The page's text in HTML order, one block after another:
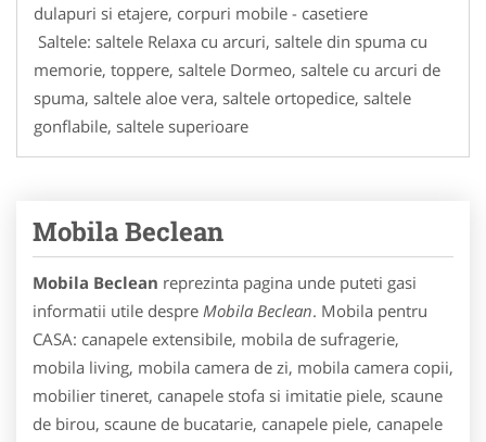
dulapuri si etajere, corpuri mobile - casetiere
Saltele: saltele Relaxa cu arcuri, saltele din spuma cu
memorie, toppere, saltele Dormeo, saltele cu arcuri de
spuma, saltele aloe vera, saltele ortopedice, saltele
gonflabile, saltele superioare
Mobila Beclean
Mobila Beclean reprezinta pagina unde puteti gasi
informatii utile despre Mobila Beclean. Mobila pentru
CASA: canapele extensibile, mobila de sufragerie,
mobila living, mobila camera de zi, mobila camera copii,
mobilier tineret, canapele stofa si imitatie piele, scaune
de birou, scaune de bucatarie, canapele piele, canapele